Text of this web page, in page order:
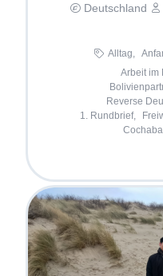
Deutschland
Alltag,
Arbeit im
Reverse
1. Rundbrief,